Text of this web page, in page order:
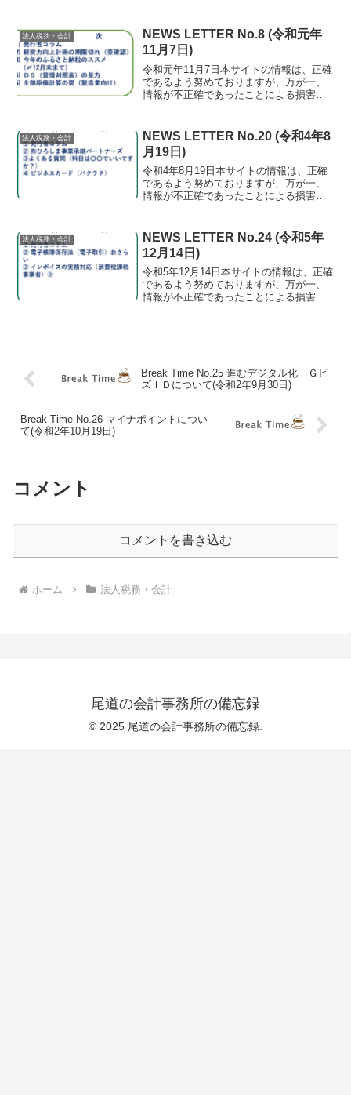
季節になりました。そろそろ大体の年
収・所得が分かって...
法人税務・会計
NEWS LETTER No.8 (令和元年
11月7日)
令和元年11月7日本サイトの情報は、正確
であるよう努めておりますが、万が一、
情報が不正確であったことによる損害に
ト還元がエブリイでも10月からスタート
してましたね。エ...
法人税務・会計
NEWS LETTER No.20 (令和4年8
月19日)
令和4年8月19日本サイトの情報は、正確
であるよう努めておりますが、万が一、
情報が不正確であったことによる損害に
坪張りました（白目）。元気な樹には、
ブルーベリーの...
法人税務・会計
NEWS LETTER No.24 (令和5年
12月14日)
令和5年12月14日本サイトの情報は、正確
であるよう努めておりますが、万が一、
情報が不正確であったことによる損害に
Break Time No.25 進むデジタル化 Ｇビ
ズＩＤについて(令和2年9月30日)
Break Time No.26 マイナポイントについ
て(令和2年10月19日)
コメント
コメントを書き込む
ホーム 法人税務・会計
尾道の会計事務所の備忘録
© 2025 尾道の会計事務所の備忘録.